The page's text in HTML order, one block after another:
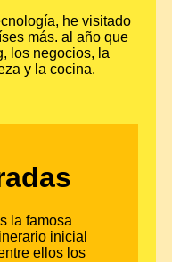
he visitado
más. al año que
los negocios, la
y la cocina.
la famosa
inicial
ellos los